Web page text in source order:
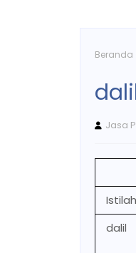
Beranda
Jasa
Istilah
dalil